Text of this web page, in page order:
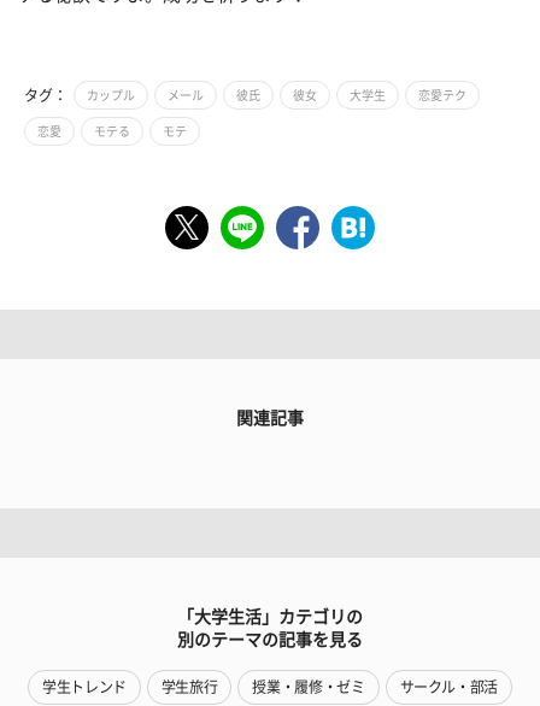
タグ： カップル メール 彼氏 彼女 大学生 恋愛テク
恋愛 モテる モテ
関連記事
「大学生活」カテゴリの
別のテーマの記事を見る
学生トレンド 学生旅行 授業・履修・ゼミ サークル・部活